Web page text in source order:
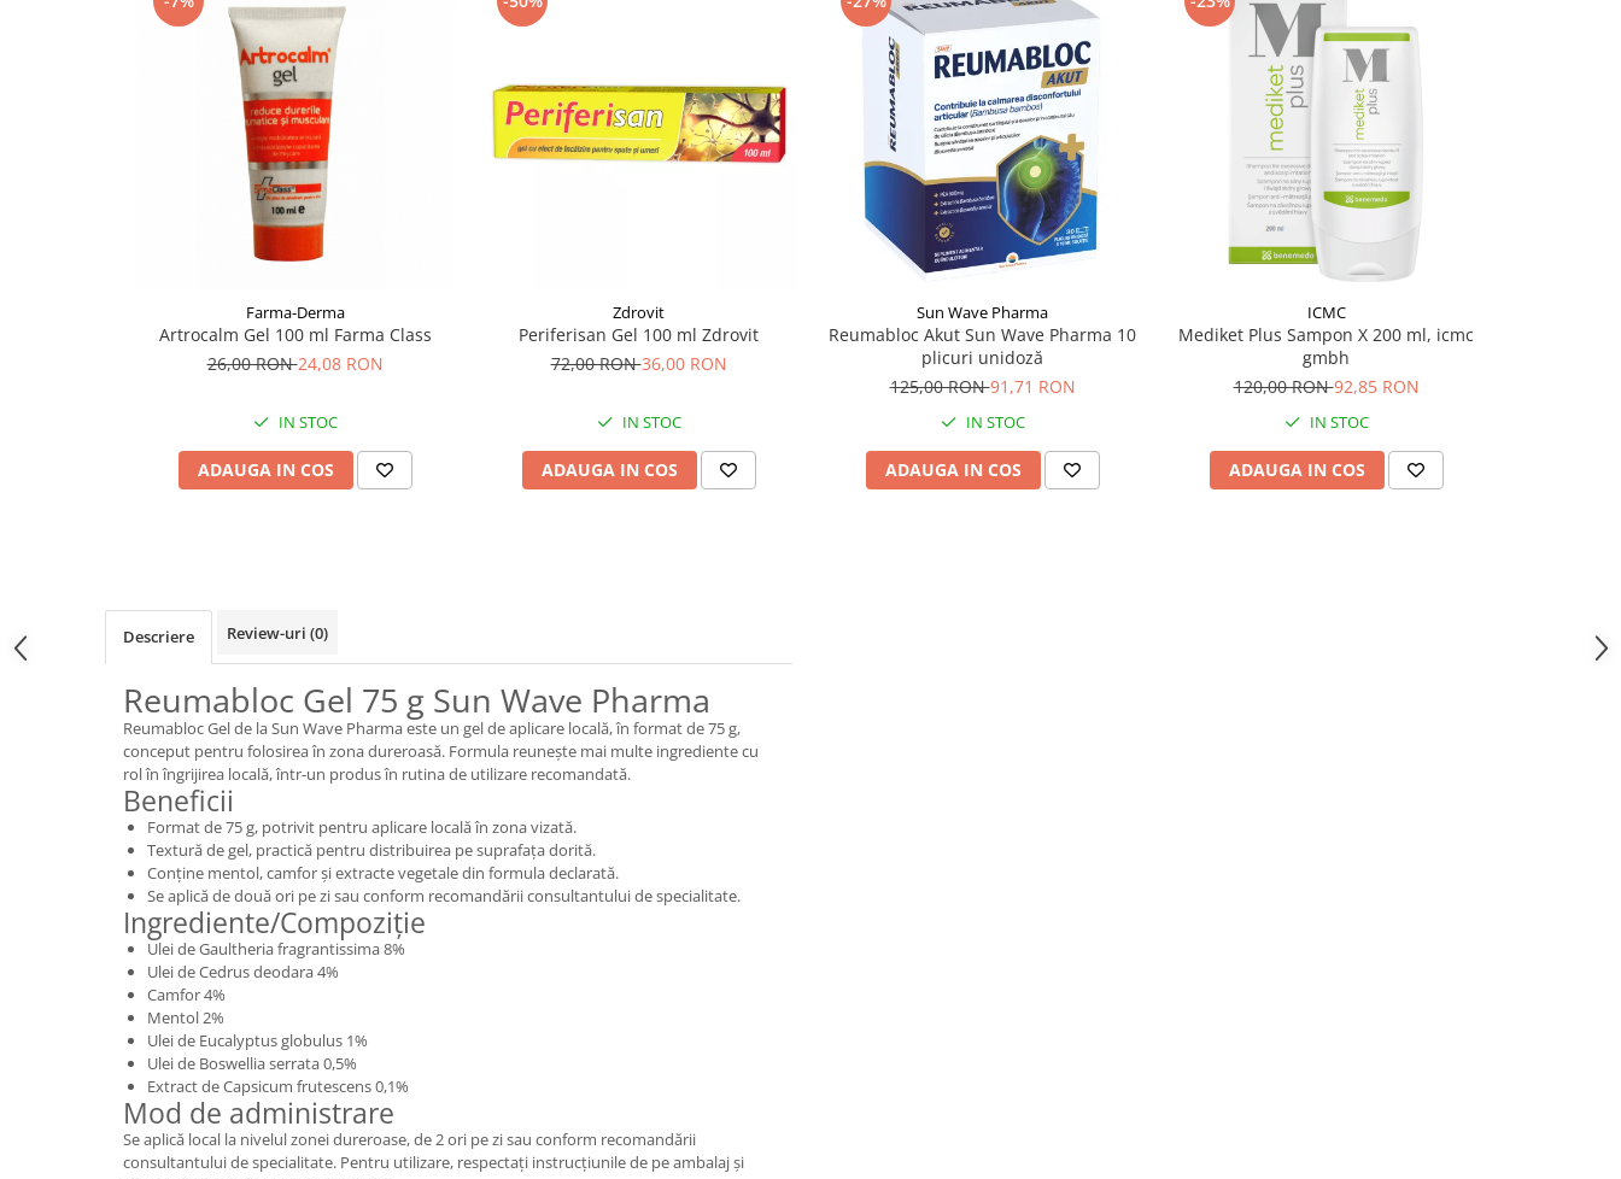
Supliment Vitamina D3
Farma-Derma
Artrocalm Gel 100 ml Farma Class
26,00 RON24,08 RON
IN STOC
ADAUGA IN COS
Zdrovit
Periferisan Gel 100 ml Zdrovit
72,00 RON36,00 RON
IN STOC
ADAUGA IN COS
Sun Wave Pharma
Reumabloc Akut Sun Wave Pharma 10
plicuri unidoză
125,00 RON91,71 RON
IN STOC
ADAUGA IN COS
ICMC
Mediket Plus Sampon X 200 ml, icmc
gmbh
120,00 RON92,85 RON
IN STOC
ADAUGA IN COS
Descriere Review-uri (0)
Reumabloc Gel 75 g Sun Wave Pharma
Reumabloc Gel de la Sun Wave Pharma este un gel de aplicare locală, în format de 75 g,
conceput pentru folosirea în zona dureroasă. Formula reunește mai multe ingrediente cu
rol în îngrijirea locală, într-un produs în rutina de utilizare recomandată.
Beneficii
Format de 75 g, potrivit pentru aplicare locală în zona vizată.
Textură de gel, practică pentru distribuirea pe suprafața dorită.
Conține mentol, camfor și extracte vegetale din formula declarată.
Se aplică de două ori pe zi sau conform recomandării consultantului de specialitate.
Ingrediente/Compoziție
Ulei de Gaultheria fragrantissima 8%
Ulei de Cedrus deodara 4%
Camfor 4%
Mentol 2%
Ulei de Eucalyptus globulus 1%
Ulei de Boswellia serrata 0,5%
Extract de Capsicum frutescens 0,1%
Mod de administrare
Se aplică local la nivelul zonei dureroase, de 2 ori pe zi sau conform recomandării
consultantului de specialitate. Pentru utilizare, respectați instrucțiunile de pe ambalaj și